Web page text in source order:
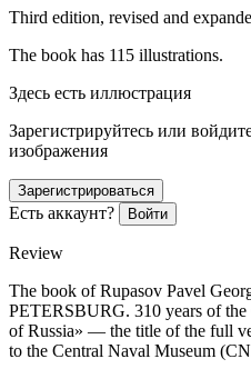
Third edition, revised and
The book has 115 illustrations.
Здесь есть иллюстрация
Зарегистрируйтесь или
изображения
Зарегистрироваться
Есть аккаунт? Войти
Review
The book of Rupasov Pavel
PETERSBURG. 310 years of
of Russia» — the title of the full
to the Central Naval Museum